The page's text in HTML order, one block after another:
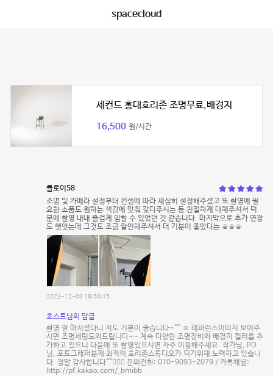
spacecloud
세컨드 홍대호리존 조명무료,배경지
16,500 원/시간
클로이58
조명 및 카메라 설정부터 컨셉에 따라 세심히 설정해주셨고 또 촬영에 필
요한 소품도 원하는 색감에 맞춰 갖다주시는 등 친절하게 대해주셔서 덕
분에 촬영 내내 즐겁게 임할 수 있었던 것 같습니다. 마지막으로 추가 연장
도 햇엇는데 그것도 조금 할인해주셔서 더 기분이 좋았다는 ㅎㅎㅎ
2023-12-09 18:50:15
호스트님의 답글
촬영 잘 마치셨다니 저도 기분이 좋습니다~^^ ☺️ 래퍼런스이미지 보여주
시면 조명세팅도와드립니다~~ 계속 다양한 조명장비와 배경지 컬러를 추
가하고 있으니 다음에 또 촬영있으시면 자주 이용해주세요. 작가님, PD
님, 포토그래퍼분께 최적의 호리존스튜디오가 되기위해 노력하고 있습니
다. 정말 감사합니다^^🙇🏻‍♂️ 문의전화: 010-9093-2079 / 카톡채널:
http://pf.kakao.com/_bmibb